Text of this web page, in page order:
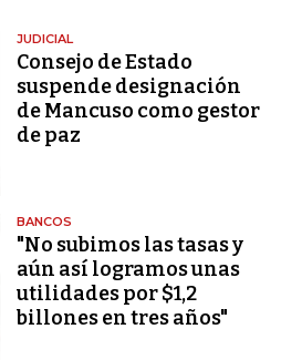
JUDICIAL
Consejo de Estado
suspende designación
de Mancuso como gestor
de paz
BANCOS
"No subimos las tasas y
aún así logramos unas
utilidades por $1,2
billones en tres años"